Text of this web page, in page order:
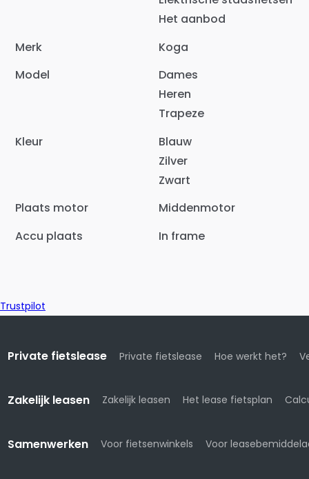
Het aanbod
Merk
Koga
Model
Dames
Heren
Trapeze
Kleur
Blauw
Zilver
Zwart
Plaats motor
Middenmotor
Accu plaats
In frame
Trustpilot
Private fietslease Private fietslease Hoe werkt het?
Zakelijk leasen Zakelijk leasen Het lease fietsplan
Samenwerken Voor fietsenwinkels Voor